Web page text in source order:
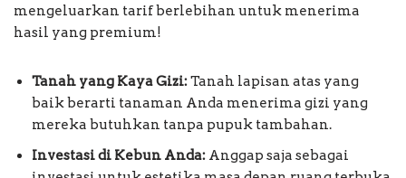
mengeluarkan tarif berlebihan untuk menerima
hasil yang premium!
Tanah yang Kaya Gizi:Tanah lapisan atas yang
baik berarti tanaman Anda menerima gizi yang
mereka butuhkan tanpa pupuk tambahan.
Investasi di Kebun Anda: Anggap saja sebagai